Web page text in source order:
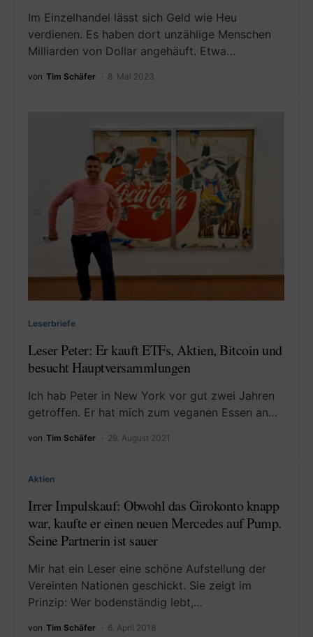
Im Einzelhandel lässt sich Geld wie Heu
verdienen. Es haben dort unzählige Menschen
Milliarden von Dollar angehäuft. Etwa…
von Tim Schäfer 8. Mai 2023
Leserbriefe
Leser Peter: Er kauft ETFs, Aktien, Bitcoin und
besucht Hauptversammlungen
Ich hab Peter in New York vor gut zwei Jahren
getroffen. Er hat mich zum veganen Essen an…
von Tim Schäfer 29. August 2021
Aktien
Irrer Impulskauf: Obwohl das Girokonto knapp
war, kaufte er einen neuen Mercedes auf Pump.
Seine Partnerin ist sauer
Mir hat ein Leser eine schöne Aufstellung der
Vereinten Nationen geschickt. Sie zeigt im
Prinzip: Wer bodenständig lebt,…
von Tim Schäfer 6. April 2018